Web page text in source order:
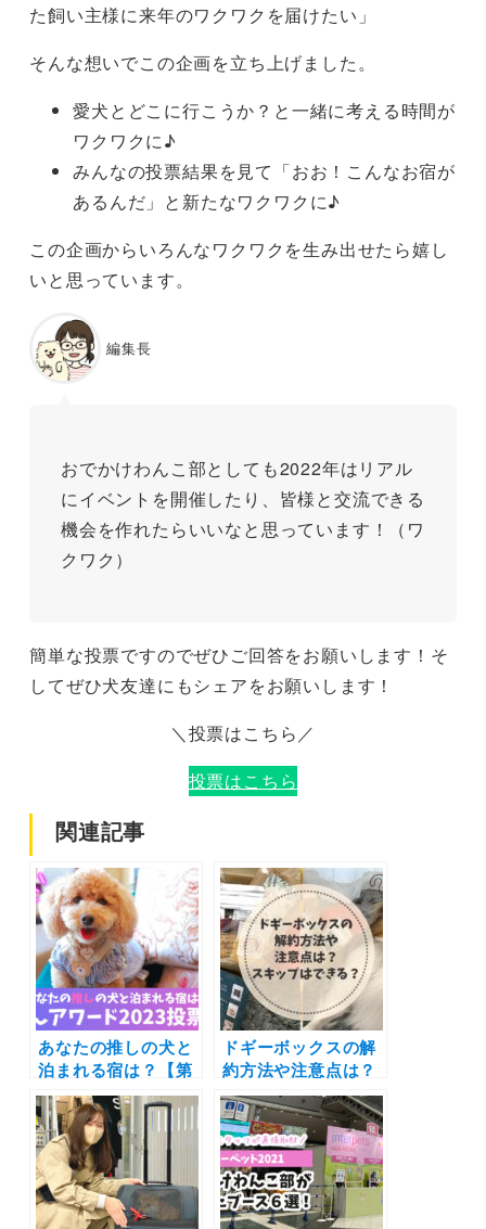
た飼い主様に来年のワクワクを届けたい」
そんな想いでこの企画を立ち上げました。
愛犬とどこに行こうか？と一緒に考える時間が
ワクワクに♪
みんなの投票結果を見て「おお！こんなお宿が
あるんだ」と新たなワクワクに♪
この企画からいろんなワクワクを生み出せたら嬉し
いと思っています。
編集長
おでかけわんこ部としても2022年はリアル
にイベントを開催したり、皆様と交流できる
機会を作れたらいいなと思っています！（ワ
クワク）
簡単な投票ですのでぜひご回答をお願いします！そ
してぜひ犬友達にもシェアをお願いします！
＼投票はこちら／
投票はこちら
関連記事
あなたの推しの犬と
泊まれる宿は？【第
二回おでわんアワー
ド投票受付中】私の
ワクワクを誰かのワ
クワクに繋げよう♪
ドギーボックスの解
約方法や注意点は？
スキップはできる？
気軽にお試しできる
のが嬉しい愛犬プレ
ゼントボックス！